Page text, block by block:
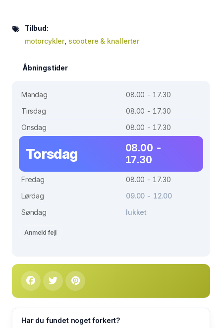
Tilbud:
motorcykler, scootere & knallerter
Åbningstider
Mandag
08.00 - 17.30
Tirsdag
08.00 - 17.30
Onsdag
08.00 - 17.30
Torsdag
08.00 -
17.30
Fredag
08.00 - 17.30
Lørdag
09.00 - 12.00
Søndag
lukket
Anmeld fejl
Har du fundet noget forkert?